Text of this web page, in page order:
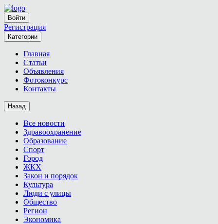
Войти
Регистрация
Категории
Главная
Статьи
Объявления
Фотоконкурс
Контакты
Назад
Все новости
Здравоохранение
Образование
Спорт
Город
ЖКХ
Закон и порядок
Культура
Люди с улицы
Общество
Регион
Экономика